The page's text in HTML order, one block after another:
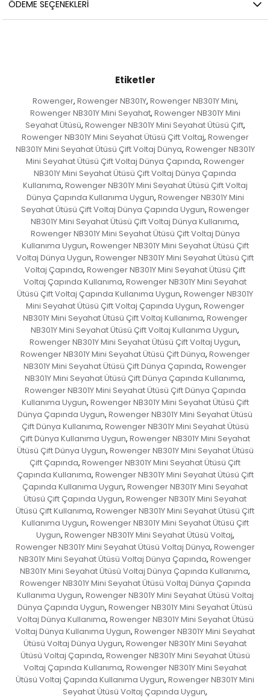
ÖDEME SEÇENEKLERI
Etiketler
Rowenger, Rowenger NB301Y, Rowenger NB301Y Mini,
Rowenger NB301Y Mini Seyahat, Rowenger NB301Y Mini
Seyahat Ütüsü, Rowenger NB301Y Mini Seyahat Ütüsü Çift,
Rowenger NB301Y Mini Seyahat Ütüsü Çift Voltaj, Rowenger
NB301Y Mini Seyahat Ütüsü Çift Voltaj Dünya, Rowenger NB301Y
Mini Seyahat Ütüsü Çift Voltaj Dünya Çapında, Rowenger
NB301Y Mini Seyahat Ütüsü Çift Voltaj Dünya Çapında
Kullanıma, Rowenger NB301Y Mini Seyahat Ütüsü Çift Voltaj
Dünya Çapında Kullanıma Uygun, Rowenger NB301Y Mini
Seyahat Ütüsü Çift Voltaj Dünya Çapında Uygun, Rowenger
NB301Y Mini Seyahat Ütüsü Çift Voltaj Dünya Kullanıma,
Rowenger NB301Y Mini Seyahat Ütüsü Çift Voltaj Dünya
Kullanıma Uygun, Rowenger NB301Y Mini Seyahat Ütüsü Çift
Voltaj Dünya Uygun, Rowenger NB301Y Mini Seyahat Ütüsü Çift
Voltaj Çapında, Rowenger NB301Y Mini Seyahat Ütüsü Çift
Voltaj Çapında Kullanıma, Rowenger NB301Y Mini Seyahat
Ütüsü Çift Voltaj Çapında Kullanıma Uygun, Rowenger NB301Y
Mini Seyahat Ütüsü Çift Voltaj Çapında Uygun, Rowenger
NB301Y Mini Seyahat Ütüsü Çift Voltaj Kullanıma, Rowenger
NB301Y Mini Seyahat Ütüsü Çift Voltaj Kullanıma Uygun,
Rowenger NB301Y Mini Seyahat Ütüsü Çift Voltaj Uygun,
Rowenger NB301Y Mini Seyahat Ütüsü Çift Dünya, Rowenger
NB301Y Mini Seyahat Ütüsü Çift Dünya Çapında, Rowenger
NB301Y Mini Seyahat Ütüsü Çift Dünya Çapında Kullanıma,
Rowenger NB301Y Mini Seyahat Ütüsü Çift Dünya Çapında
Kullanıma Uygun, Rowenger NB301Y Mini Seyahat Ütüsü Çift
Dünya Çapında Uygun, Rowenger NB301Y Mini Seyahat Ütüsü
Çift Dünya Kullanıma, Rowenger NB301Y Mini Seyahat Ütüsü
Çift Dünya Kullanıma Uygun, Rowenger NB301Y Mini Seyahat
Ütüsü Çift Dünya Uygun, Rowenger NB301Y Mini Seyahat Ütüsü
Çift Çapında, Rowenger NB301Y Mini Seyahat Ütüsü Çift
Çapında Kullanıma, Rowenger NB301Y Mini Seyahat Ütüsü Çift
Çapında Kullanıma Uygun, Rowenger NB301Y Mini Seyahat
Ütüsü Çift Çapında Uygun, Rowenger NB301Y Mini Seyahat
Ütüsü Çift Kullanıma, Rowenger NB301Y Mini Seyahat Ütüsü Çift
Kullanıma Uygun, Rowenger NB301Y Mini Seyahat Ütüsü Çift
Uygun, Rowenger NB301Y Mini Seyahat Ütüsü Voltaj,
Rowenger NB301Y Mini Seyahat Ütüsü Voltaj Dünya, Rowenger
NB301Y Mini Seyahat Ütüsü Voltaj Dünya Çapında, Rowenger
NB301Y Mini Seyahat Ütüsü Voltaj Dünya Çapında Kullanıma,
Rowenger NB301Y Mini Seyahat Ütüsü Voltaj Dünya Çapında
Kullanıma Uygun, Rowenger NB301Y Mini Seyahat Ütüsü Voltaj
Dünya Çapında Uygun, Rowenger NB301Y Mini Seyahat Ütüsü
Voltaj Dünya Kullanıma, Rowenger NB301Y Mini Seyahat Ütüsü
Voltaj Dünya Kullanıma Uygun, Rowenger NB301Y Mini Seyahat
Ütüsü Voltaj Dünya Uygun, Rowenger NB301Y Mini Seyahat
Ütüsü Voltaj Çapında, Rowenger NB301Y Mini Seyahat Ütüsü
Voltaj Çapında Kullanıma, Rowenger NB301Y Mini Seyahat
Ütüsü Voltaj Çapında Kullanıma Uygun, Rowenger NB301Y Mini
Seyahat Ütüsü Voltaj Çapında Uygun,